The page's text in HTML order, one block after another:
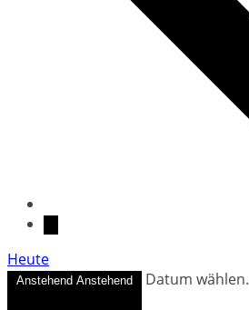
Heute
Anstehend Anstehend Datum wählen.